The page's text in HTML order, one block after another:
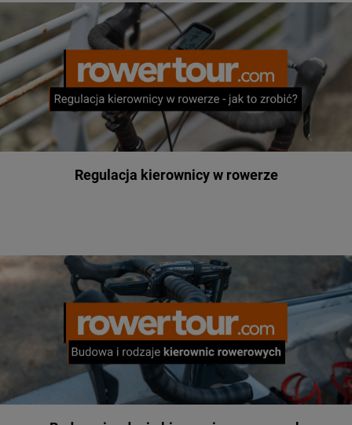
Regulacja kierownicy w rowerze